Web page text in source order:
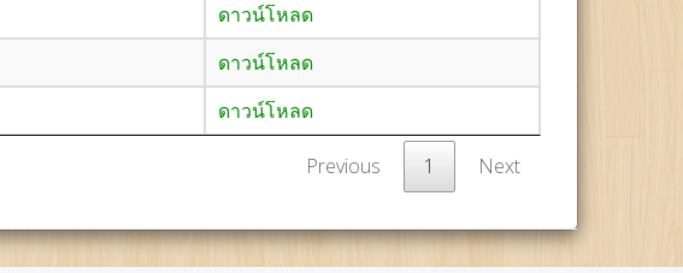
ดาวน์โหลด
ดาวน์โหลด
ดาวน์โหลด
Previous 1 Next